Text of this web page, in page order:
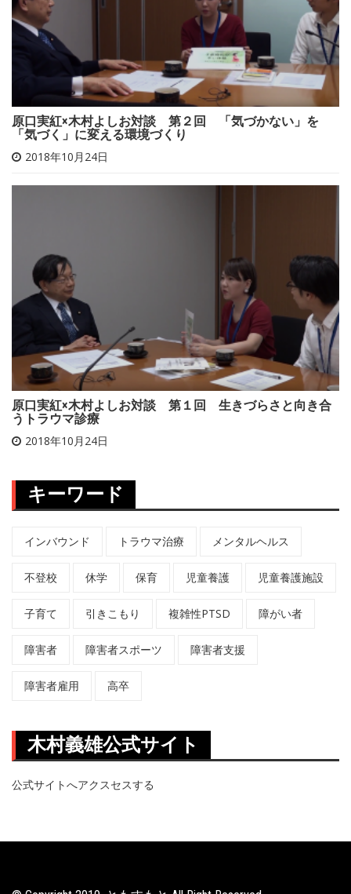
原口実紅×木村よしお対談 第２回 「気づかない」を
「気づく」に変える環境づくり
2018年10月24日
原口実紅×木村よしお対談 第１回 生きづらさと向き合
うトラウマ診療
2018年10月24日
キーワード
インバウンド トラウマ治療 メンタルヘルス
不登校 休学 保育 児童養護 児童養護施設
子育て 引きこもり 複雑性PTSD 障がい者
障害者 障害者スポーツ 障害者支援
障害者雇用 高卒
木村義雄公式サイト
公式サイトへアクスセスする